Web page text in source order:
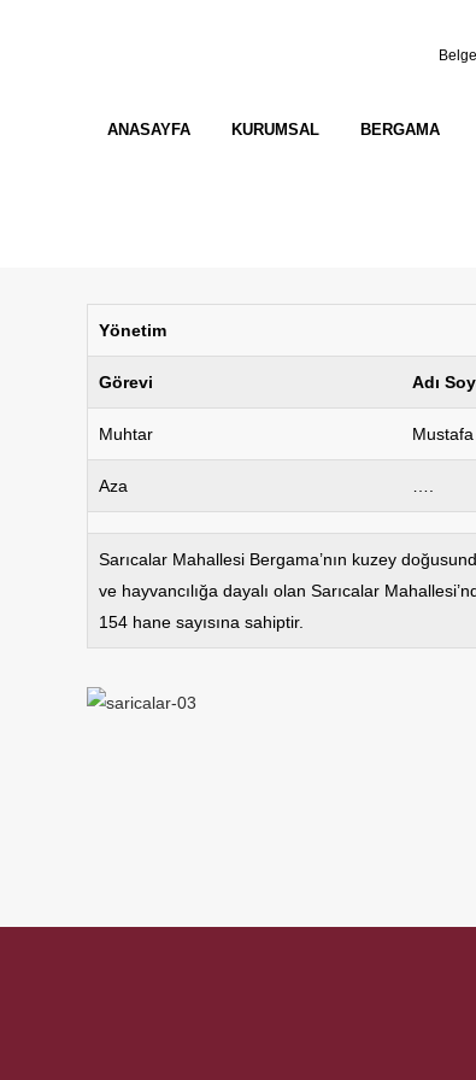
ANASAYFA KURUMSAL BERGAMA
Yönetim
Görevi Adı
Muhtar Mustafa
Aza
Sarıcalar Mahallesi Bergama’nın kuzey
ve hayvancılığa dayalı olan Sarıcalar
154 hane sayısına sahiptir.